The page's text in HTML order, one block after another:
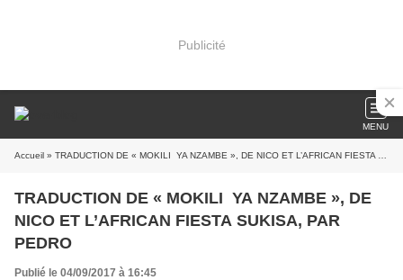
Publicité
MENU
Accueil » TRADUCTION DE « MOKILI YA NZAMBE », DE NICO ET L’AFRICAN FIESTA SUKISA, PAR PEDRO
TRADUCTION DE « MOKILI YA NZAMBE », DE
NICO ET L’AFRICAN FIESTA SUKISA, PAR
PEDRO
Publié le 04/09/2017 à 16:45